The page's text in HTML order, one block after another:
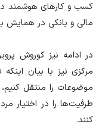
کسب و کار‌های هوشمند
مالی و بانکی در همایش
در ادامه نیز کوروش
مرکزی نیز با بیان
موضوعات را منتقل
طرفیت‌ها را در اختیار
کنند.